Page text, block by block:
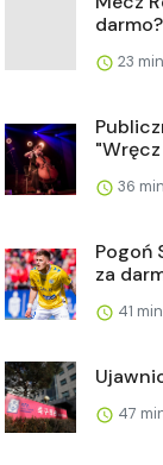
23
36
Pogoń
za
41
47